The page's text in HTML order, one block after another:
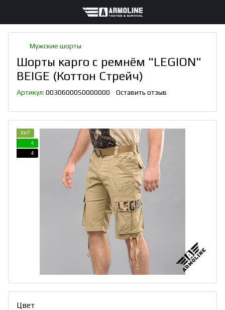
Мужские шорты
Шорты карго с ремнём "LEGION"
BEIGE (Коттон Стрейч)
Артикул: 00306000S0000000 Оставить отзыв
ХИТ
4
4
Цвет